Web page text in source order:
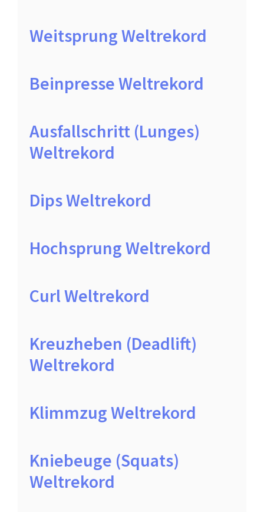
Weitsprung Weltrekord
Beinpresse Weltrekord
Ausfallschritt (Lunges)
Weltrekord
Dips Weltrekord
Hochsprung Weltrekord
Curl Weltrekord
Kreuzheben (Deadlift)
Weltrekord
Klimmzug Weltrekord
Kniebeuge (Squats)
Weltrekord